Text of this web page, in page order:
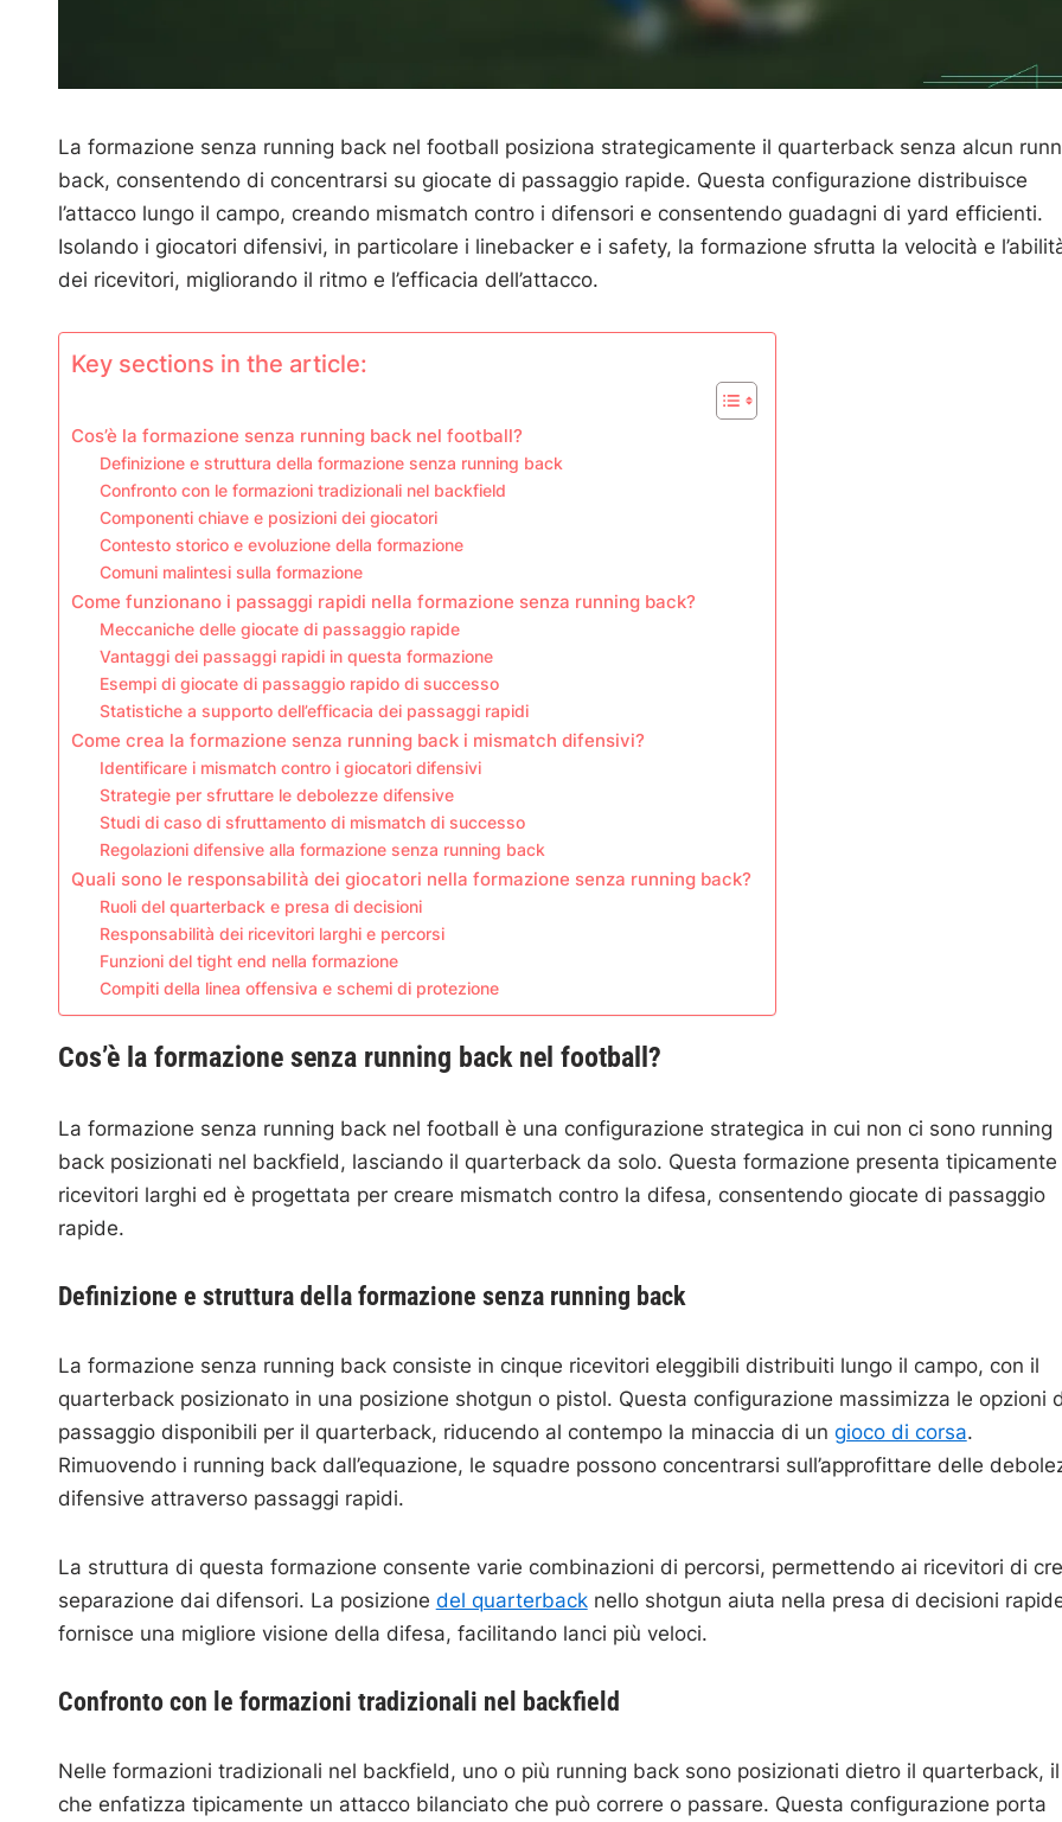
La formazione senza running back nel football posiziona strategicamente il quarterback senza alcun
back, consentendo di concentrarsi su giocate di passaggio rapide. Questa configurazione distribuisce
l’attacco lungo il campo, creando mismatch contro i difensori e consentendo guadagni di yard efficienti.
Isolando i giocatori difensivi, in particolare i linebacker e i safety, la formazione sfrutta la velocità e
dei ricevitori, migliorando il ritmo e l’efficacia dell’attacco.
Key sections in the article:
Cos’è la formazione senza running back nel football?
Definizione e struttura della formazione senza running back
Confronto con le formazioni tradizionali nel backfield
Componenti chiave e posizioni dei giocatori
Contesto storico e evoluzione della formazione
Comuni malintesi sulla formazione
Come funzionano i passaggi rapidi nella formazione senza running back?
Meccaniche delle giocate di passaggio rapide
Vantaggi dei passaggi rapidi in questa formazione
Esempi di giocate di passaggio rapido di successo
Statistiche a supporto dell’efficacia dei passaggi rapidi
Come crea la formazione senza running back i mismatch difensivi?
Identificare i mismatch contro i giocatori difensivi
Strategie per sfruttare le debolezze difensive
Studi di caso di sfruttamento di mismatch di successo
Regolazioni difensive alla formazione senza running back
Quali sono le responsabilità dei giocatori nella formazione senza running back?
Ruoli del quarterback e presa di decisioni
Responsabilità dei ricevitori larghi e percorsi
Funzioni del tight end nella formazione
Compiti della linea offensiva e schemi di protezione
Cos’è la formazione senza running back nel football?
La formazione senza running back nel football è una configurazione strategica in cui non ci sono running
back posizionati nel backfield, lasciando il quarterback da solo. Questa formazione presenta tipicamente
ricevitori larghi ed è progettata per creare mismatch contro la difesa, consentendo giocate di passaggio
rapide.
Definizione e struttura della formazione senza running back
La formazione senza running back consiste in cinque ricevitori eleggibili distribuiti lungo il campo, con il
quarterback posizionato in una posizione shotgun o pistol. Questa configurazione massimizza le opzioni
passaggio disponibili per il quarterback, riducendo al contempo la minaccia di un gioco di corsa.
Rimuovendo i running back dall’equazione, le squadre possono concentrarsi sull’approfittare delle
difensive attraverso passaggi rapidi.
La struttura di questa formazione consente varie combinazioni di percorsi, permettendo ai ricevitori di
separazione dai difensori. La posizione del quarterbacknello shotgun aiuta nella presa di decisioni
fornisce una migliore visione della difesa, facilitando lanci più veloci.
Confronto con le formazioni tradizionali nel backfield
Nelle formazioni tradizionali nel backfield, uno o più running back sono posizionati dietro il quarterback, il
che enfatizza tipicamente un attacco bilanciato che può correre o passare. Questa configurazione porta